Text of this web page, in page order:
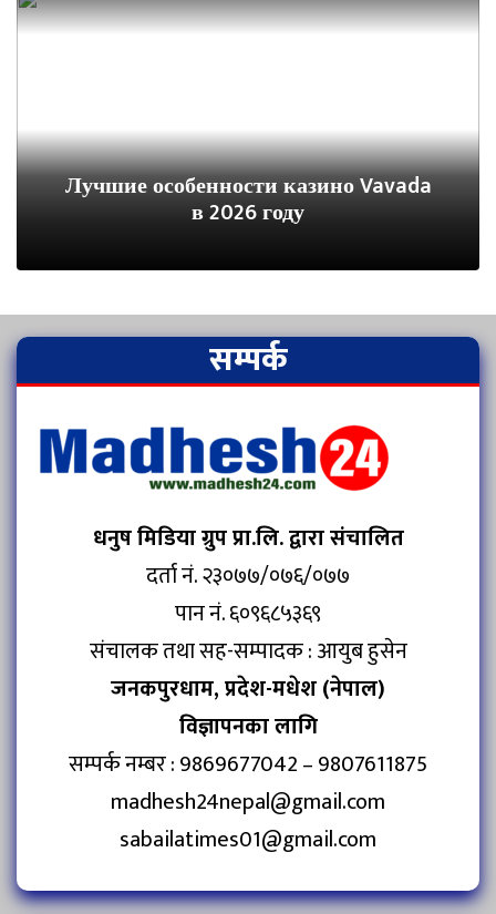
Лучшие особенности казино Vavada
в 2026 году
सम्पर्क
धनुष मिडिया ग्रुप प्रा.लि. द्वारा संचालित
दर्ता नं. २३०७७/०७६/०७७
पान नं. ६०९६८५३६९
संचालक तथा सह-सम्पादक : आयुब हुसेन
जनकपुरधाम, प्रदेश-मधेश (नेपाल)
विज्ञापनका लागि
सम्पर्क नम्बर : 9869677042 – 9807611875
madhesh24nepal@gmail.com
sabailatimes01@gmail.com